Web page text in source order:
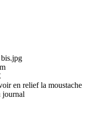
en relief la moustache
journal